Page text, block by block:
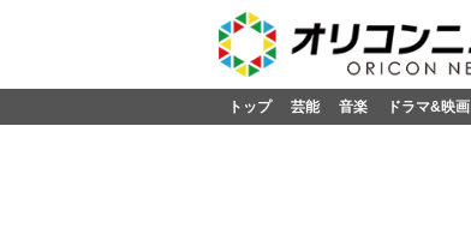
トップ 芸能 音楽 ドラマ&映画